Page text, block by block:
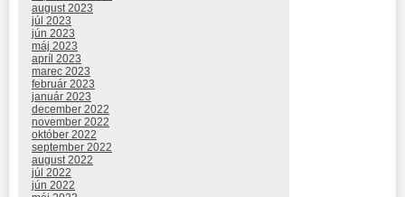
august 2023
júl 2023
jún 2023
máj 2023
apríl 2023
marec 2023
február 2023
január 2023
december 2022
november 2022
október 2022
september 2022
august 2022
júl 2022
jún 2022